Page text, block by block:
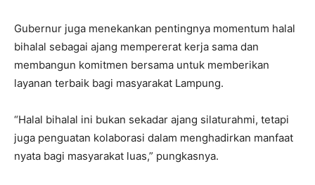
Gubernur juga menekankan pentingnya momentum halal
bihalal sebagai ajang mempererat kerja sama dan
membangun komitmen bersama untuk memberikan
layanan terbaik bagi masyarakat Lampung.
“Halal bihalal ini bukan sekadar ajang silaturahmi, tetapi
juga penguatan kolaborasi dalam menghadirkan manfaat
nyata bagi masyarakat luas,” pungkasnya.